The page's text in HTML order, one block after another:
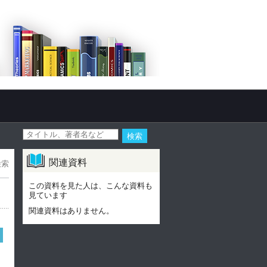
関連資料
この資料を見た人は、こんな資料も
見ています
関連資料はありません。